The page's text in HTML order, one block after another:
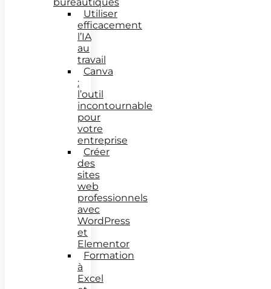
Utiliser
efficacement
l’IA
au
travail
Canva
:
l’outil
incontournable
pour
votre
entreprise
Créer
des
sites
web
professionnels
avec
WordPress
et
Elementor
Formation
à
Excel